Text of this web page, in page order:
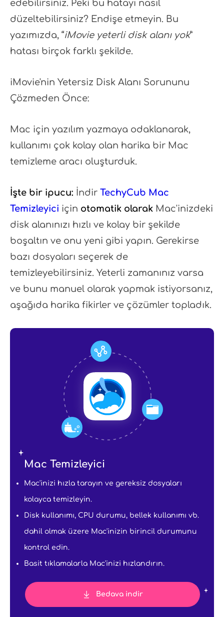
edebilirsiniz. Peki bu hatayı nasıl
düzeltebilirsiniz? Endişe etmeyin. Bu
yazımızda, “iMovie yeterli disk alanı yok”
hatası birçok farklı şekilde.
iMovie'nin Yetersiz Disk Alanı Sorununu
Çözmeden Önce:
Mac için yazılım yazmaya odaklanarak,
kullanımı çok kolay olan harika bir Mac
temizleme aracı oluşturduk.
İşte bir ipucu: İndir TechyCub Mac
Temizleyici için otomatik olarak Mac'inizdeki
disk alanınızı hızlı ve kolay bir şekilde
boşaltın ve onu yeni gibi yapın. Gerekirse
bazı dosyaları seçerek de
temizleyebilirsiniz. Yeterli zamanınız varsa
ve bunu manuel olarak yapmak istiyorsanız,
aşağıda harika fikirler ve çözümler topladık.
Mac Temizleyici
Mac'inizi hızla tarayın ve gereksiz dosyaları
kolayca temizleyin.
Disk kullanımı, CPU durumu, bellek kullanımı vb.
dahil olmak üzere Mac'inizin birincil durumunu
kontrol edin.
Basit tıklamalarla Mac'inizi hızlandırın.
Bedava indir